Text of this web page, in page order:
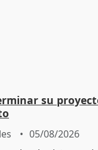
su
05/08/2026